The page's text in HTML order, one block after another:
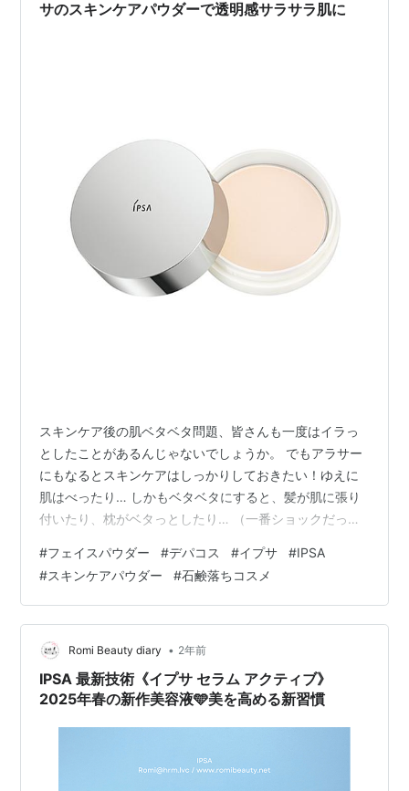
サのスキンケアパウダーで透明感サラサラ肌に
スキンケア後の肌ベタベタ問題、皆さんも一度はイラっ
としたことがあるんじゃないでしょうか。 でもアラサー
にもなるとスキンケアはしっかりしておきたい！ゆえに
肌はべったり… しかもベタベタにすると、髪が肌に張り
付いたり、枕がベタっとしたり… （一番ショックだった
「うわあ…」という顔をされたときです。） そんなスト
レスから解放させてくれるアイテムがこちら！ IPSA『ス
キンケアパウダー』！ スキンケアパウダー スペシャルペ
ージ | IPSA 公式サイト IPSA『スキンケアパウダー』の
特徴と魅力 1、サッとつけるだけでサラスべ肌に 2、美白
有効4MSK成…
#フェイスパウダー #デパコス #イプサ #IPSA
#スキンケアパウダー #石鹸落ちコスメ
Romi Beauty diary • 2年前
IPSA 最新技術《イプサ セラム アクティブ》
2025年春の新作美容液🩵美を高める新習慣